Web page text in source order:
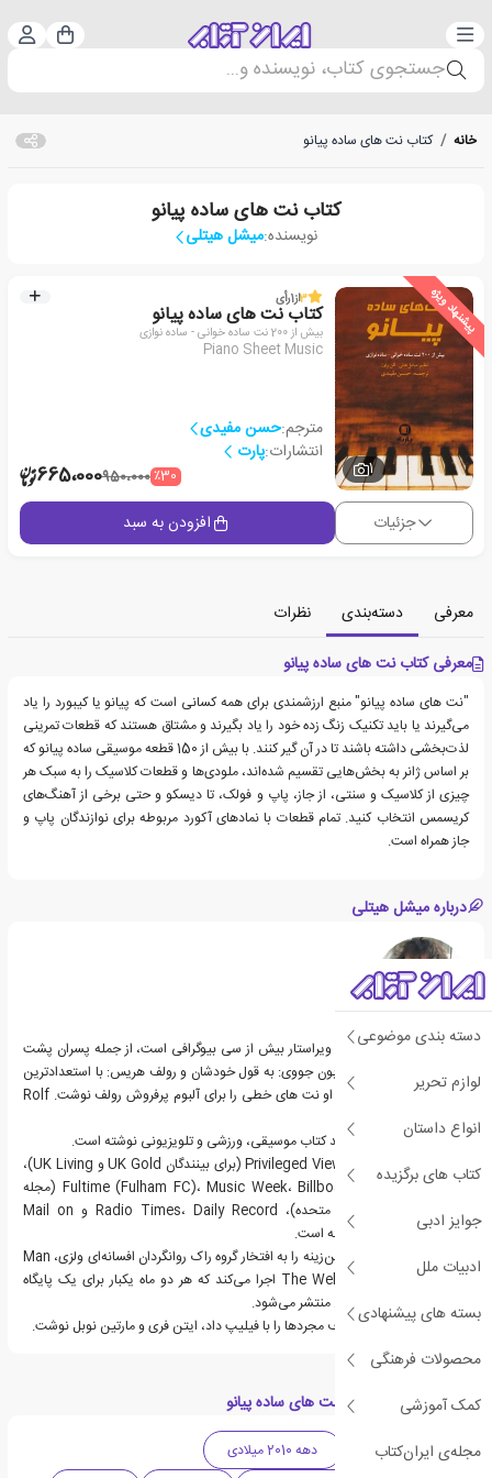
دسته‌بندی سبد
جستجوی کتاب، نویسنده و...
دسته بندی موضوعی
لوازم تحریر
انواع داستان
کتاب های برگزیده
جوایز ادبی
ادبیات ملل
بسته های پیشنهادی
محصولات فرهنگی
کمک آموزشی
مجله‌ی ایران‌کتاب
خانه / کتاب نت های ساده پیانو
کتاب نت های ساده پیانو
نویسنده:میشل هیتلی
پیشنهاد ویژه
1
3از1رأی
کتاب نت های ساده پیانو
بیش از 200 نت ساده خوانی - ساده نوازی
Piano Sheet Music
مترجم:حسن مفیدی
انتشارات:پارت
٪30950،000665،000
جزئیات افزودن به سبد
معرفی دسته‌بندی
نظرات
معرفی کتاب نت های ساده پیانو
"نت های ساده پیانو" منبع ارزشمندی برای همه کسانی است که پیانو یا کیبورد را یاد
می‌گیرند یا باید تکنیک زنگ زده خود را یاد بگیرند و مشتاق هستند که قطعات تمرینی
لذت‌بخشی داشته باشند تا در آن گیر کنند. با بیش از 150 قطعه موسیقی ساده پیانو که
بر اساس ژانر به بخش‌هایی تقسیم شده‌اند، ملودی‌ها و قطعات کلاسیک را به سبک هر
چیزی از کلاسیک و سنتی، از جاز، پاپ و فولک، تا دیسکو و حتی برخی از آهنگ‌های
کریسمس انتخاب کنید. تمام قطعات با نمادهای آکورد مربوطه برای نوازندگان پاپ و
جاز همراه است.
درباره میشل هیتلی
میشل هیتلی نویسنده یا ویراستار بیش از سی بیوگرافی است، از جمله پسران پشت
خیابان: کتاب غیر رسمی، بون جووی: به قول خودشان و رولف هریس: با استعدادترین
مرد جهان. در سال 1995، او نت های خطی را برای آلبوم پرفروش رولف نوشت. Rolf
Rules OK!
از سال 1977 او بیش از صد کتاب موسیقی، ورزشی و تلویزیونی نوشته است.
او برای مجلاتی از جمله Privileged View (برای بینندگان UK Gold و UK Living)،
442 و Fultime (Fulham FC)، Music Week، Billboard، Goldmine (مجله
جمع آوری رکورد ایالات متحده)، Radio Times، Daily Record و Mail on
Sunday مکمل رنگ نوشته است.
علاوه بر این، میشل یک فن‌زینه را به افتخار گروه راک روانگردان افسانه‌ای ولزی، Man
به نام The Welsh Connection اجرا می‌کند که هر دو ماه یکبار برای یک پایگاه
کوچک اما پرشور طرفداران منتشر می‌شود.
میشل هیتلی دایره المعارف مجردها را با فیلیپ داد، ایتن فری و مارتین نوبل نوشت.
دسته بندی های کتاب نت های ساده پیانو
ادبیات انگلیس
دهه 2010 میلادی